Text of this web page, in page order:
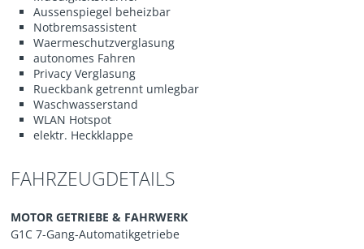
Aussenspiegel beheizbar
Notbremsassistent
Waermeschutzverglasung
autonomes Fahren
Privacy Verglasung
Rueckbank getrennt umlegbar
Waschwasserstand
WLAN Hotspot
elektr. Heckklappe
FAHRZEUGDETAILS
MOTOR GETRIEBE & FAHRWERK
G1C 7-Gang-Automatikgetriebe